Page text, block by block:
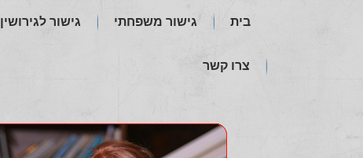
בית גישור משפחתי גישור לגירושין
צרו קשר